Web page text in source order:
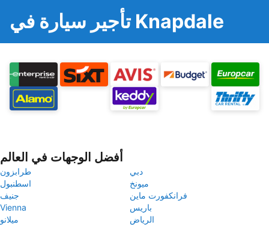
تأجير سيارة في Knapdale
أفضل الوجهات في العالم
طرابزون
دبي
اسطنبول
ميونخ
جنيف
فرانكفورت ماين
Vienna
باريس
ميلانو
الرياض